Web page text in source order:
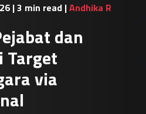
|3 min read |Andhika R
dan
Target
via